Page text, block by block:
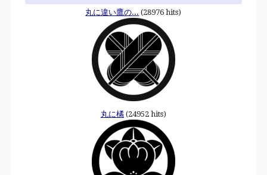
丸に違い鷹の... (28976 hits)
丸に橘(24952 hits)